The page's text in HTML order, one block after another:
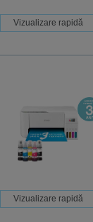
Vizualizare rapidă
Vizualizare rapidă